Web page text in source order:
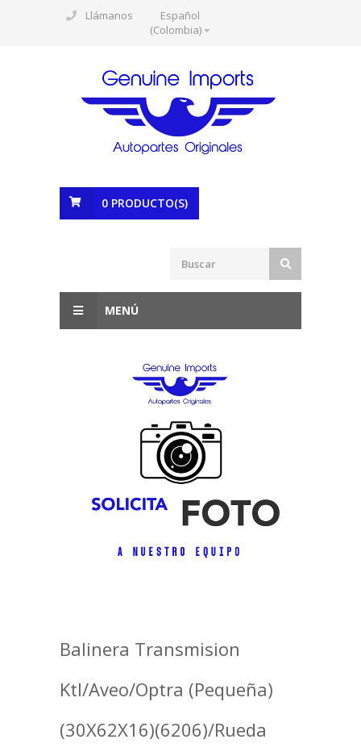
Llámanos
Español
(Colombia)
0 PRODUCTO(S)
MENÚ
Balinera Transmision
Ktl/Aveo/Optra (Pequeña)
(30X62X16)(6206)/Rueda